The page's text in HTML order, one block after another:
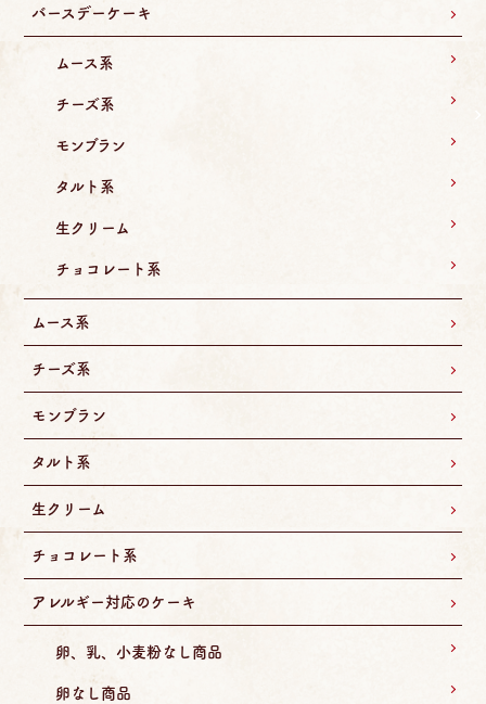
バースデーケーキ
ムース系
チーズ系
モンブラン
タルト系
生クリーム
チョコレート系
ムース系
チーズ系
モンブラン
タルト系
生クリーム
チョコレート系
アレルギー対応のケーキ
卵、乳、小麦粉なし商品
卵なし商品